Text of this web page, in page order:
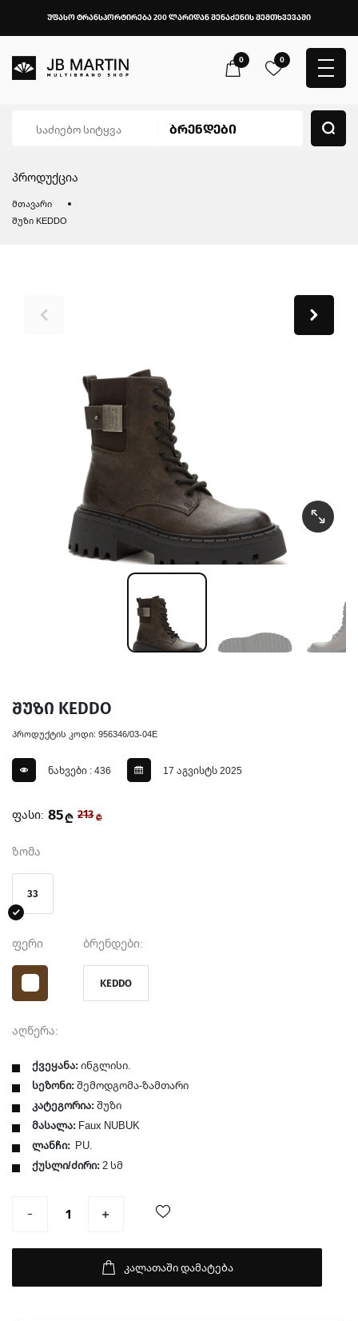
უფასო ტრანსპორტირება 200 ლარიდან შენაძენის შემთხვევაში
0 0
პროდუქცია
მთავარი
შუზი KEDDO
შუზი KEDDO
პროდუქტის კოდი: 956346/03-04E
ნახვები : 436 17 აგვისტს 2025
ფასი: 85₾ 213 ₾
ზომა
33
ფერი ბრენდები:
KEDDO
აღწერა:
ქვეყანა: ინგლისი.
სეზონი: შემოდგომა-ზამთარი
კატეგორია: შუზი
მასალა: Faux NUBUK
ლანჩი: PU.
ქუსლი/ძირი: 2 სმ
კალათაში დამატება